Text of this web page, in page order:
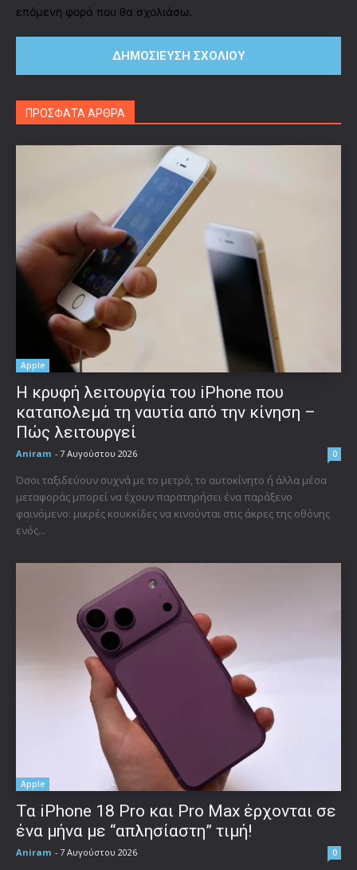
επόμενη φορά που θα σχολιάσω.
ΠΡΟΣΦΑΤΑ ΑΡΘΡΑ
Apple
Η κρυφή λειτουργία του iPhone που
καταπολεμά τη ναυτία από την κίνηση –
Πώς λειτουργεί
Aniram - 7 Αυγούστου 2026 0
Όσοι ταξιδεύουν συχνά με το μετρό, το αυτοκίνητο ή άλλα μέσα
μεταφοράς μπορεί να έχουν παρατηρήσει ένα παράξενο
φαινόμενο: μικρές κουκκίδες να κινούνται στις άκρες της οθόνης
ενός...
Apple
Τα iPhone 18 Pro και Pro Max έρχονται σε
ένα μήνα με “απλησίαστη” τιμή!
Aniram - 7 Αυγούστου 2026 0